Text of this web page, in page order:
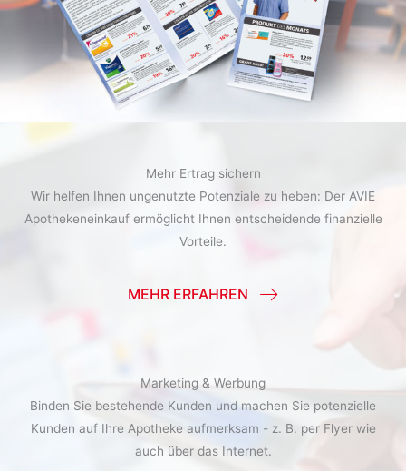
Mehr Ertrag sichern
Wir helfen Ihnen ungenutzte Potenziale zu heben: Der AVIE
Apothekeneinkauf ermöglicht Ihnen entscheidende finanzielle
Vorteile.
MEHR ERFAHREN
Marketing & Werbung
Binden Sie bestehende Kunden und machen Sie potenzielle
Kunden auf Ihre Apotheke aufmerksam - z. B. per Flyer wie
auch über das Internet.